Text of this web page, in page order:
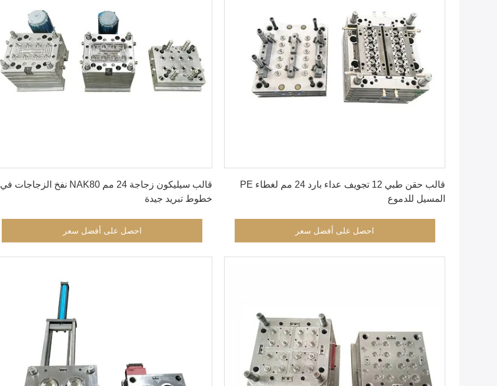
قالب حقن طبي 12 تجويف عداء بارد 24 مم لغطاء PE
المسيل للدموع
احصل على أفضل سعر
قالب سيليكون زجاجة 24 مم NAK80 نفخ الزجاجات في
خطوط تبريد جيدة
احصل على أفضل سعر